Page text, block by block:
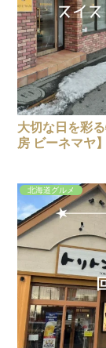
大切な日を彩
房 ビーネマヤ
北海道グルメ